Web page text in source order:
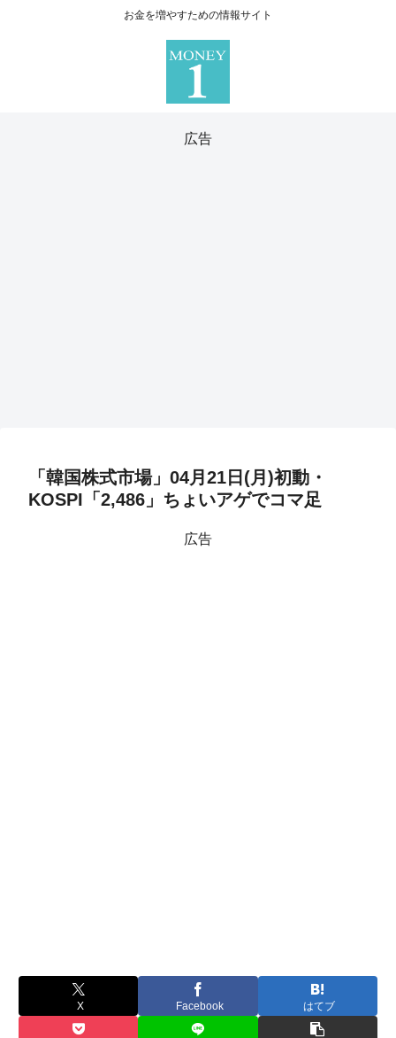
お金を増やすための情報サイト
広告
「韓国株式市場」04月21日(月)初動・
KOSPI「2,486」ちょいアゲでコマ足
広告
X Facebook はてブ